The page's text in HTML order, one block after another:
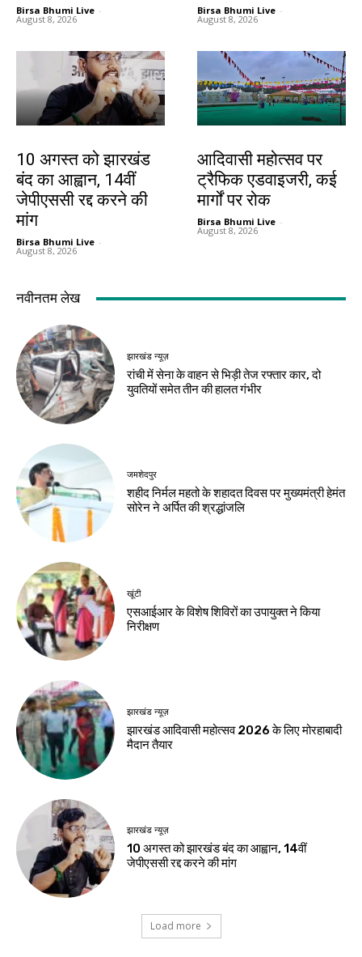
Birsa Bhumi Live -
August 8, 2026
Birsa Bhumi Live -
August 8, 2026
10 अगस्त को झारखंड
बंद का आह्वान, 14वीं
जेपीएससी रद्द करने की
मांग
Birsa Bhumi Live -
August 8, 2026
आदिवासी महोत्सव पर
ट्रैफिक एडवाइजरी, कई
मार्गों पर रोक
Birsa Bhumi Live -
August 8, 2026
नवीनतम लेख
झारखंड न्यूज़
रांची में सेना के वाहन से भिड़ी तेज रफ्तार कार, दो
युवतियों समेत तीन की हालत गंभीर
जमशेदपुर
शहीद निर्मल महतो के शहादत दिवस पर मुख्यमंत्री हेमंत
सोरेन ने अर्पित की श्रद्धांजलि
खूंटी
एसआईआर के विशेष शिविरों का उपायुक्त ने किया
निरीक्षण
झारखंड न्यूज़
झारखंड आदिवासी महोत्सव 2026 के लिए मोरहाबादी
मैदान तैयार
झारखंड न्यूज़
10 अगस्त को झारखंड बंद का आह्वान, 14वीं
जेपीएससी रद्द करने की मांग
Load more